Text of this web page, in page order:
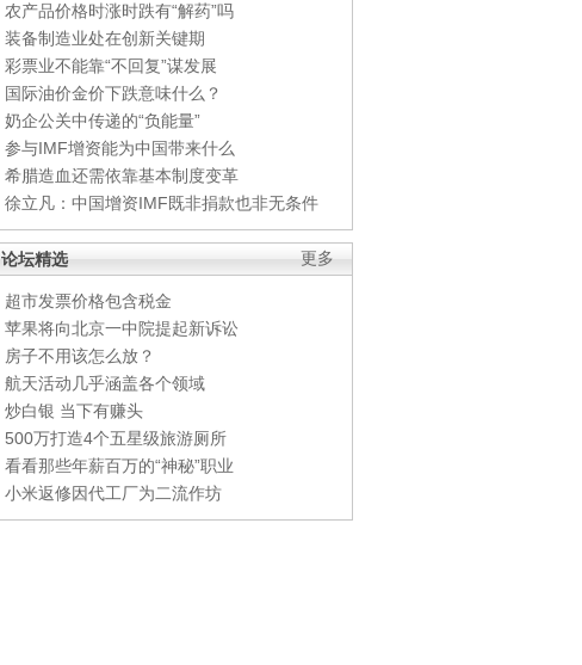
农产品价格时涨时跌有“解药”吗
装备制造业处在创新关键期
彩票业不能靠“不回复”谋发展
国际油价金价下跌意味什么？
奶企公关中传递的“负能量”
参与IMF增资能为中国带来什么
希腊造血还需依靠基本制度变革
徐立凡：中国增资IMF既非捐款也非无条件
更多
论坛精选
超市发票价格包含税金
苹果将向北京一中院提起新诉讼
房子不用该怎么放？
航天活动几乎涵盖各个领域
炒白银 当下有赚头
500万打造4个五星级旅游厕所
看看那些年薪百万的“神秘”职业
小米返修因代工厂为二流作坊